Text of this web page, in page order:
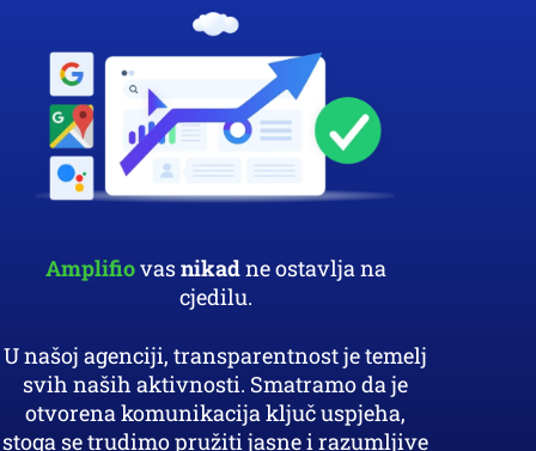
Amplifiovasnikadne ostavlja na
cjedilu.
U našoj agenciji, transparentnost je temelj
svih naših aktivnosti. Smatramo da je
otvorena komunikacija ključ uspjeha,
stoga se trudimo pružiti jasne i razumljive